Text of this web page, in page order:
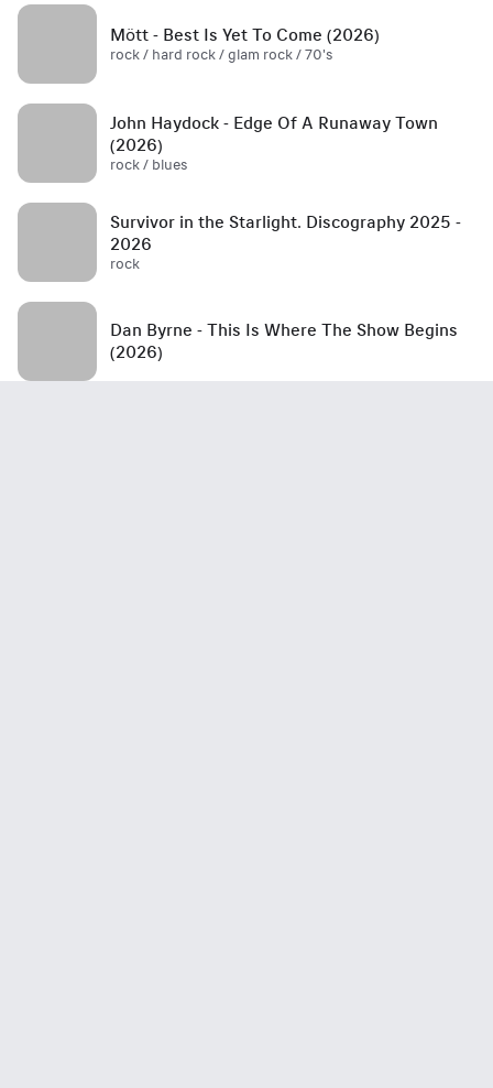
Mött - Best Is Yet To Come (2026)
rock / hard rock / glam rock / 70's
John Haydock - Edge Of A Runaway Town
(2026)
rock / blues
Survivor in the Starlight. Discography 2025 -
2026
rock
Dan Byrne - This Is Where The Show Begins
(2026)